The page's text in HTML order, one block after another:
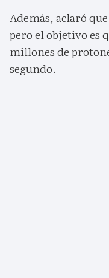
Además, aclaró
pero el objetivo es
millones de
segundo.